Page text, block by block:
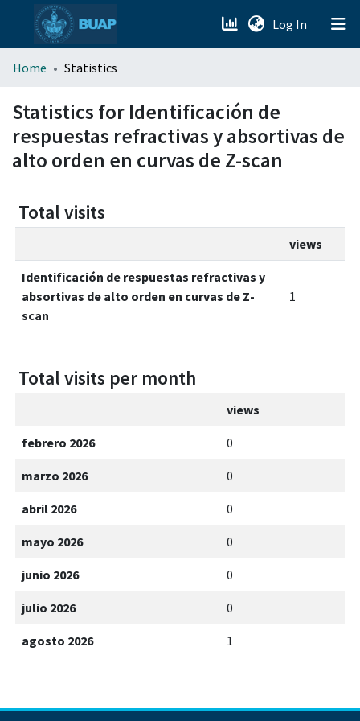
Log In (current)
menu.section.about_menu
All of DSpace
Home Statistics
Statistics for Identificación de
respuestas refractivas y absortivas de
alto orden en curvas de Z-scan
Total visits
views
Identificación de respuestas refractivas y
absortivas de alto orden en curvas de Z-
scan
1
Total visits per month
views
febrero 2026 0
marzo 2026 0
abril 2026 0
mayo 2026 0
junio 2026 0
julio 2026 0
agosto 2026 1